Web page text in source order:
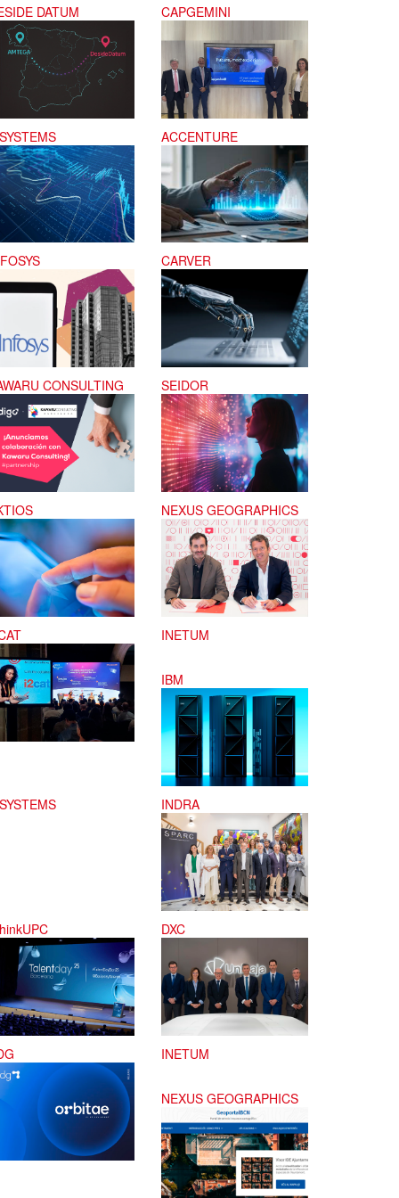
DATUM CAPGEMINI
ACCENTURE
CARVER
CONSULTING SEIDOR
NEXUS GEOGRAPHICS
INETUM
IBM
INDRA
DXC
INETUM
NEXUS GEOGRAPHICS